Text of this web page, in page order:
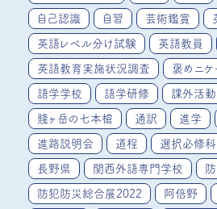
自己認識 自習 芸術鑑賞
英語レベル分け試験 英語教員
英語教育実施状況調査 褒めニケ
語学学校 語学研修 課外活動
賤ヶ岳の七本槍 通訳 進学
進路説明会 道程 選択必修科
長野県 関西外語専門学校
防犯防災総合展2022 阿倍野